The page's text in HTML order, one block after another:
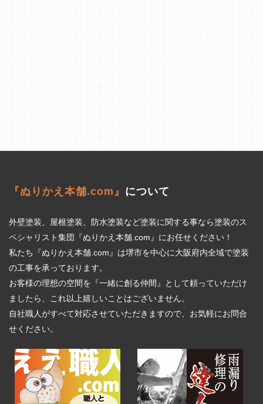
『ぬりかえ本舗.com』 について
外壁塗装、屋根塗装、防水塗装など塗装に関する事なら塗装のス
ペシャリスト集団『ぬりかえ本舗.com』にお任せください！
私たち『ぬりかえ本舗.com』は堺市を中心に大阪府内全域で塗装
の工事を承っております。
お客様の理想の空間を『一緒に創る仲間』として頼っていただけ
ましたら、これ以上嬉しいことはございません。
自社職人がすべて対応させていただきますので、お気軽にお問合
せください。